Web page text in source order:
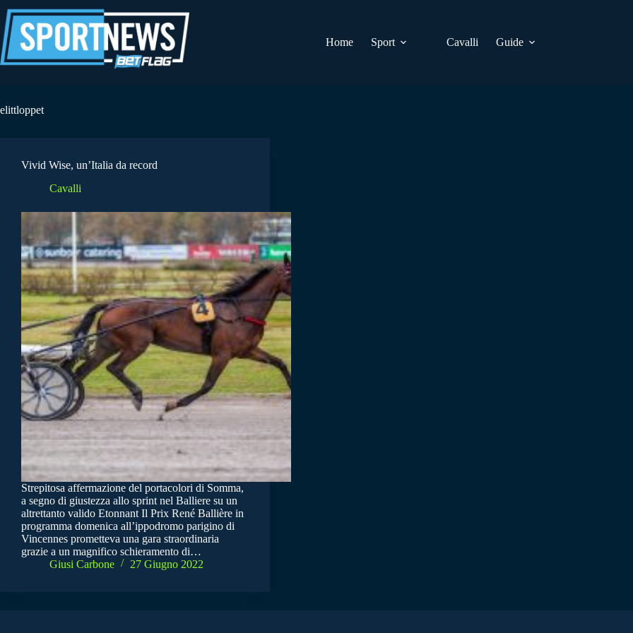
al
contenuto
Home
Sport Cavalli Guide
elittloppet
Vivid Wise, un’Italia da record
Cavalli
Strepitosa affermazione del portacolori di Somma,
a segno di giustezza allo sprint nel Balliere su un
altrettanto valido Etonnant Il Prix René Ballière in
programma domenica all’ippodromo parigino di
Vincennes prometteva una gara straordinaria
grazie a un magnifico schieramento di…
Giusi Carbone
27 Giugno 2022